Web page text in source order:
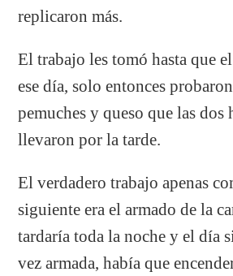
replicaron más.
El trabajo les tomó hasta que
ese día, solo entonces
pemuches y queso que las dos
llevaron por la tarde.
El verdadero trabajo apenas
siguiente era el armado de la
tardaría toda la noche y el día
vez armada, había que